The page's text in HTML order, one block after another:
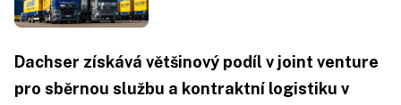
Dachser získává většinový podíl v joint venture
pro sběrnou službu a kontraktní logistiku v